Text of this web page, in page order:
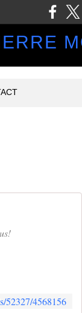
52327/4568156